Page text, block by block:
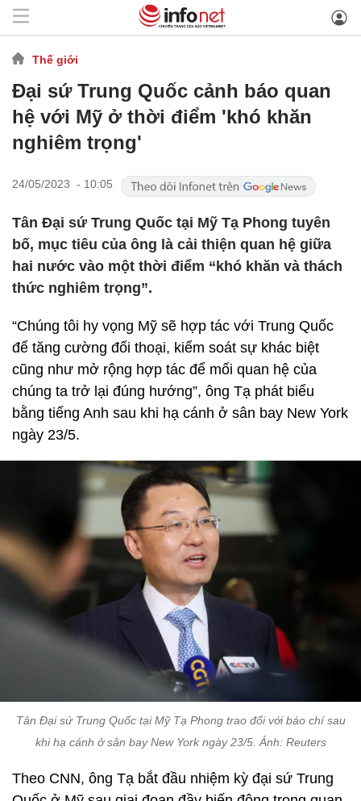
Thế giới
Đại sứ Trung Quốc cảnh báo quan
hệ với Mỹ ở thời điểm 'khó khăn
nghiêm trọng'
24/05/2023 - 10:05
Tân Đại sứ Trung Quốc tại Mỹ Tạ Phong tuyên
bố, mục tiêu của ông là cải thiện quan hệ giữa
hai nước vào một thời điểm “khó khăn và thách
thức nghiêm trọng”.
“Chúng tôi hy vọng Mỹ sẽ hợp tác với Trung Quốc
để tăng cường đối thoại, kiểm soát sự khác biệt
cũng như mở rộng hợp tác để mối quan hệ của
chúng ta trở lại đúng hướng”, ông Tạ phát biểu
bằng tiếng Anh sau khi hạ cánh ở sân bay New York
ngày 23/5.
Tân Đại sứ Trung Quốc tại Mỹ Tạ Phong trao đổi với báo chí sau
khi hạ cánh ở sân bay New York ngày 23/5. Ảnh: Reuters
Theo CNN, ông Tạ bắt đầu nhiệm kỳ đại sứ Trung